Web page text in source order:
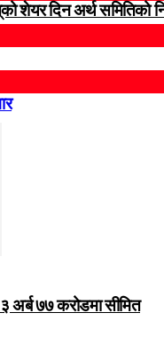
शेयर दिन अर्थ समितिको
अर्ब ७७ करोडमा सीमित